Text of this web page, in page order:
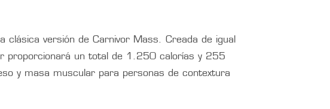
versión de Carnivor Mass. Creada de igual
proporcionará un total de 1.250 calorías y 255
y masa muscular para personas de contextura